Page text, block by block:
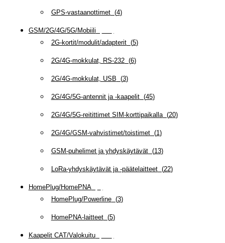
GPS-vastaanottimet(4)
GSM/2G/4G/5G/Mobiili
2G-kortit/modulit/adapterit(5)
2G/4G-mokkulat, RS-232(6)
2G/4G-mokkulat, USB (3)
2G/4G/5G-antennit ja -kaapelit(45)
2G/4G/5G-reitittimet SIM-korttipaikalla(20)
2G/4G/GSM-vahvistimet/toistimet(1)
GSM-puhelimet ja yhdyskäytävät(13)
LoRa-yhdyskäytävät ja -päätelaitteet(22)
HomePlug/HomePNA(
HomePlug/Powerline(3)
HomePNA-laitteet(5)
Kaapelit CAT/Valokuitu(